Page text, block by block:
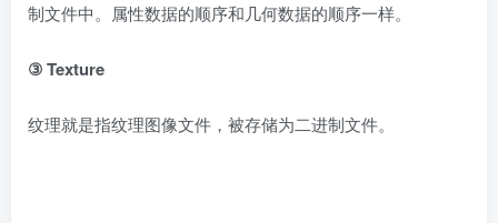
制文件中。属性数据的顺序和几何数据的顺序一样。
③ Texture
纹理就是指纹理图像文件，被存储为二进制文件。